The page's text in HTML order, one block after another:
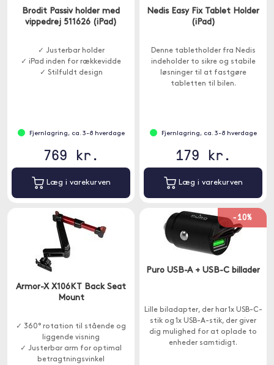
Brodit Passiv holder med
vippedrej 511626 (iPad)
✓ Justerbar holder
✓ iPad inden for rækkevidde
✓ Stilfuldt design
Fjernlagring, ca. 3-8 hverdage
769 kr.
Læg i varekurven
Nedis Easy Fix Tablet Holder
(iPad)
Denne tabletholder fra Nedis
indeholder to sikre og stabile
løsninger til at fastgøre
tabletten til bilen.
Fjernlagring, ca. 3-8 hverdage
179 kr.
Læg i varekurven
Armor-X X106KT Back Seat
Mount
✓ 360° rotation til stående og
liggende visning
✓ Justerbar arm for optimal
betragtningsvinkel
-10%
Puro USB-A + USB-C billader
Lille biladapter, der har 1x USB-C-
stik og 1x USB-A-stik, der giver
dig mulighed for at oplade to
enheder samtidigt.